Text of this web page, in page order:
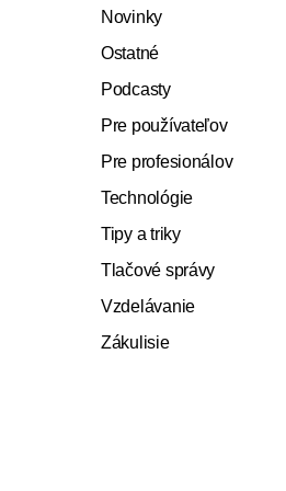
Novinky
Ostatné
Podcasty
Pre používateľov
Pre profesionálov
Technológie
Tipy a triky
Tlačové správy
Vzdelávanie
Zákulisie